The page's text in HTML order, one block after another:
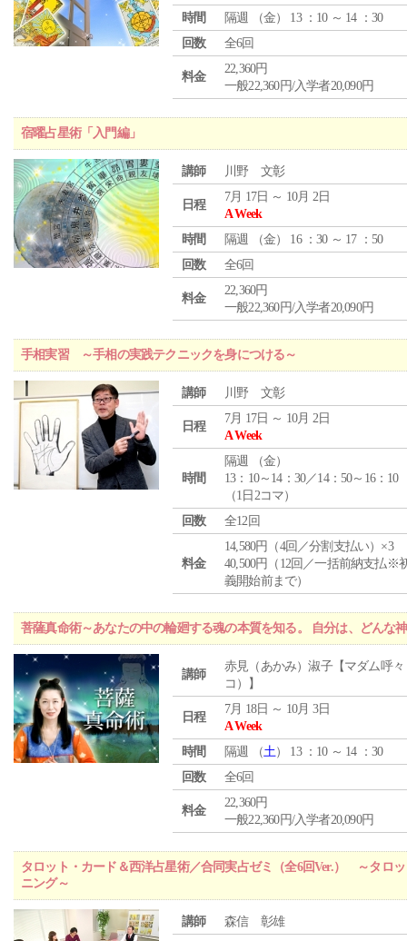
時間
隔週 （金） 13 ：10 ～ 14 ：30
回数
全6回
料金
22,360円
一般22,360円/入学者20,090円
宿曜占星術「入門編」
講師 川野 文彰
日程
7月 17日 ～ 10月 2日
A Week
時間
隔週 （金） 16 ：30 ～ 17 ：50
回数
全6回
料金
22,360円
一般22,360円/入学者20,090円
手相実習 ～手相の実践テクニックを身につける～
講師 川野 文彰
日程
7月 17日 ～ 10月 2日
A Week
時間
隔週 （金）
13：10～14：30／14：50～16：10
（1日2コマ）
回数
全12回
料金
14,580円（4回／分割支払い）×3
40,500円（12回／一括前納支払※
義開始前まで）
菩薩真命術～あなたの中の輪廻する魂の本質を知る。 自分は、どんな
講師
赤見（あかみ）淑子【マダム呼々
コ）】
日程
7月 18日 ～ 10月 3日
A Week
時間
隔週 （土） 13 ：10 ～ 14 ：30
回数
全6回
料金
22,360円
一般22,360円/入学者20,090円
タロット・カード＆西洋占星術／合同実占ゼミ（全6回Ver.） ～タロ
ニング～
講師
森信 彰雄